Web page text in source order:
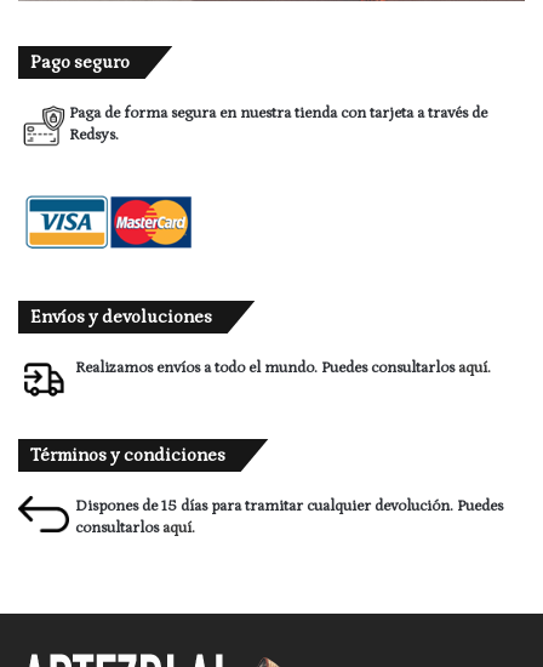
Pago seguro
Paga de forma segura en nuestra tienda con tarjeta a través de
Redsys.
Envíos y devoluciones
Realizamos envíos a todo el mundo. Puedes consultarlosaquí.
Términos y condiciones
Dispones de 15 días para tramitar cualquier devolución. Puedes
consultarlosaquí.